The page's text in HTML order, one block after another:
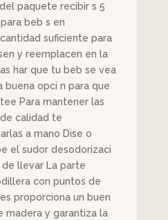
paquete recibir s 5
beb s en
suficiente para
y reemplacen en la
har que tu beb se vea
buena opci n para que
Para mantener las
calidad te
a mano Dise o
el sudor desodorizaci
llevar La parte
con puntos de
proporciona un buen
madera y garantiza la